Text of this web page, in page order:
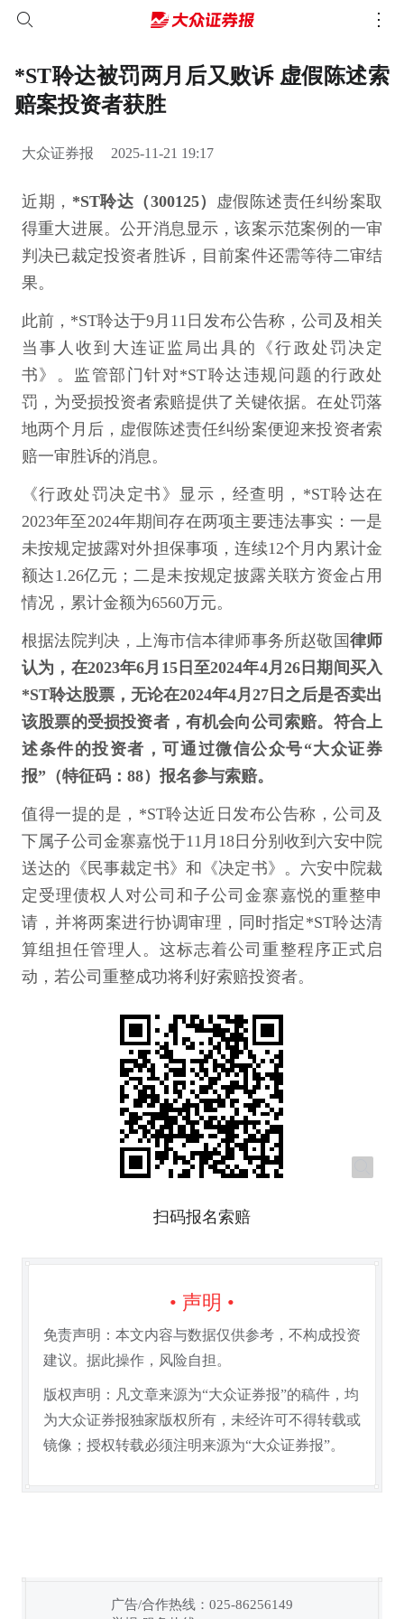
*ST聆达被罚两月后又败诉 虚假陈述索
赔案投资者获胜
大众证券报 2025-11-21 19:17
近期， *ST聆达（300125） 虚假陈述责任纠纷案取
得重大进展。公开消息显示，该案示范案例的一审
判决已裁定投资者胜诉，目前案件还需等待二审结
果。
此前，*ST聆达于9月11日发布公告称，公司及相关
当事人收到大连证监局出具的《行政处罚决定
书》。监管部门针对*ST聆达违规问题的行政处
罚，为受损投资者索赔提供了关键依据。在处罚落
地两个月后，虚假陈述责任纠纷案便迎来投资者索
赔一审胜诉的消息。
《行政处罚决定书》显示，经查明，*ST聆达在
2023年至2024年期间存在两项主要违法事实：一是
未按规定披露对外担保事项，连续12个月内累计金
额达1.26亿元；二是未按规定披露关联方资金占用
情况，累计金额为6560万元。
根据法院判决，上海市信本律师事务所赵敬国律师
认为，在2023年6月15日至2024年4月26日期间买入
*ST聆达股票，无论在2024年4月27日之后是否卖出
该股票的受损投资者，有机会向公司索赔。符合上
述条件的投资者，可通过微信公众号“大众证券
报”（特征码：88）报名参与索赔。
值得一提的是，*ST聆达近日发布公告称，公司及
下属子公司金寨嘉悦于11月18日分别收到六安中院
送达的《民事裁定书》和《决定书》。六安中院裁
定受理债权人对公司和子公司金寨嘉悦的重整申
请，并将两案进行协调审理，同时指定*ST聆达清
算组担任管理人。这标志着公司重整程序正式启
动，若公司重整成功将利好索赔投资者。
扫码报名索赔
• 声明 •
免责声明：本文内容与数据仅供参考，不构成投资
建议。据此操作，风险自担。
版权声明：凡文章来源为“大众证券报”的稿件，均
为大众证券报独家版权所有，未经许可不得转载或
镜像；授权转载必须注明来源为“大众证券报”。
广告/合作热线：025-86256149